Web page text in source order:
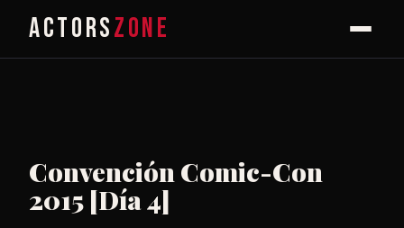
ACTORSZONE
Convención Comic-Con
2015 [Día 4]